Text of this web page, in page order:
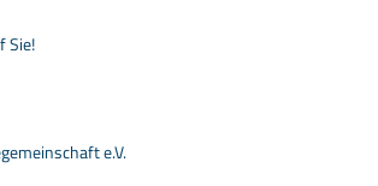
Sie!
e.V.